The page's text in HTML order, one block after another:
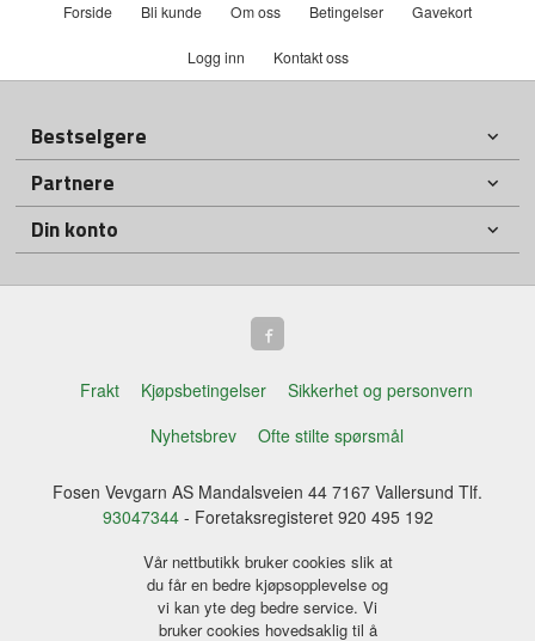
Forside Bli kunde Om oss Betingelser Gavekort
Logg inn Kontakt oss
Bestselgere
Partnere
Din konto
Frakt Kjøpsbetingelser
Sikkerhet og personvern
Nyhetsbrev
Ofte stilte spørsmål
Fosen Vevgarn AS Mandalsveien 44 7167 Vallersund Tlf.
93047344- Foretaksregisteret 920 495 192
Vår nettbutikk bruker cookies slik at
du får en bedre kjøpsopplevelse og
vi kan yte deg bedre service. Vi
bruker cookies hovedsaklig til å